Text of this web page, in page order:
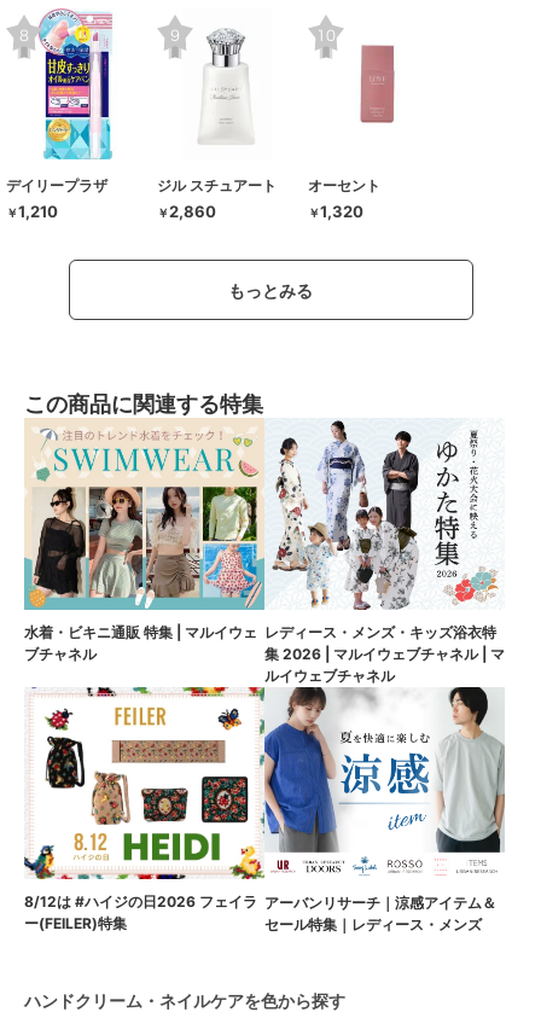
デイリープラザ
￥1,210
ジル スチュアート
￥2,860
オーセント
￥1,320
もっとみる
この商品に関連する特集
水着・ビキニ通販 特集 | マルイウェ
ブチャネル
レディース・メンズ・キッズ浴衣特
集 2026 | マルイウェブチャネル | マ
ルイウェブチャネル
8/12は #ハイジの日2026 フェイラ
ー(FEILER)特集
アーバンリサーチ｜涼感アイテム＆
セール特集｜レディース・メンズ
ハンドクリーム・ネイルケアを色から探す